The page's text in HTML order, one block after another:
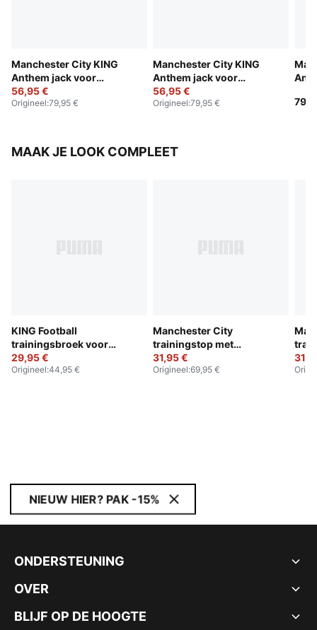
Manchester City KING
Anthem jack voor
jongeren
56,95 €
Origineel:79,95 €
Manchester City KING
Anthem jack voor
jongeren
56,95 €
Origineel:79,95 €
MAAK JE LOOK COMPLEET
KING Football
trainingsbroek voor
jongeren
29,95 €
Origineel:44,95 €
Manchester City
trainingstop met
kwartrits voor jongeren
31,95 €
Origineel:69,95 €
NIEUW HIER? PAK -15%
ONDERSTEUNING
OVER
BLIJF OP DE HOOGTE